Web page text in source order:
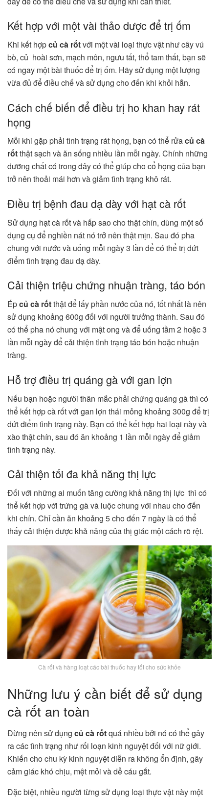
Kết hợp với một vài thảo dược để trị ốm
Khi kết hợpcủ cà rốtvới một vài loại thực vật như cây vú
bò, củ hoài sơn, mạch môn, ngưu tất, thổ tam thất, bạn sẽ
có ngay một bài thuốc để trị ốm. Hãy sử dụng một lượng
vừa đủ để điều chế và sử dụng cho đến khi khỏi hẳn.
Cách chế biến để điều trị ho khan hay rát
họng
Mỗi khi gặp phải tình trạng rát họng, bạn có thể rửacủ cà
rốtthật sạch và ăn sống nhiều lần mỗi ngày. Chính những
dưỡng chất có trong đây có thể giúp cho cổ họng của bạn
trở nên thoải mái hơn và giảm tình trạng khô rát.
Điều trị bệnh đau dạ dày với hạt cà rốt
Sử dụng hạt cà rốt và hấp sao cho thật chín, dùng một số
dụng cụ để nghiền nát nó trở nên thật mịn. Sau đó pha
chung với nước và uống mỗi ngày 3 lần để có thể trị dứt
điểm tình trạng đau dạ dày.
Cải thiện triệu chứng nhuận tràng, táo bón
Épcủ cà rốtthật để lấy phần nước của nó, tốt nhất là nên
sử dụng khoảng 600g đối với người trưởng thành. Sau đó
có thể pha nó chung với mật ong và để uống tầm 2 hoặc 3
lần mỗi ngày để cải thiện tình trạng táo bón hoặc nhuận
tràng.
Hỗ trợ điều trị quáng gà với gan lợn
Nếu bạn hoặc người thân mắc phải chứng quáng gà thì có
thể kết hợp cà rốt với gan lợn thái mỏng khoảng 300g để trị
dứt điểm tình trạng này. Bạn có thể kết hợp hai loại này và
xào thật chín, sau đó ăn khoảng 1 lần mỗi ngày để giảm
tình trạng này.
Cải thiện tối đa khả năng thị lực
Đối với những ai muốn tăng cường khả năng thị lực thì có
thể kết hợp với trứng gà và luộc chung với nhau cho đến
khi chín. Chỉ cần ăn khoảng 5 cho đến 7 ngày là có thể
thấy cải thiện được khả năng của thị giác một cách rõ rệt.
Cà rốt và hàng loạt các bài thuốc hay tốt cho sức khỏe
Những lưu ý cần biết để sử dụng
cà rốt an toàn
Đừng nên sử dụng củ cà rốtquá nhiều bởi nó có thể gây
ra các tình trạng như rối loạn kinh nguyệt đối với nữ giới.
Khiến cho chu kỳ kinh nguyệt diễn ra không ổn định, gây
cảm giác khó chịu, mệt mỏi và dễ cáu gắt.
Đặc biệt, nhiều người từng sử dụng loại thực vật này một